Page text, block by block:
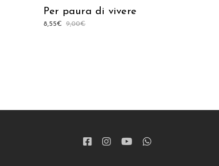
Per paura di vivere
9,00€
8,55€